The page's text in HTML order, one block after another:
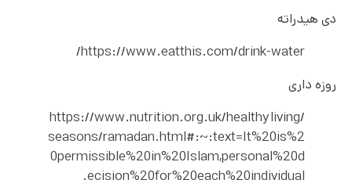
دی هیدراته
https://www.eatthis.com/drink-water/
روزه داری
https://www.nutrition.org.uk/healthyliving/
seasons/ramadan.html#:~:text=It%20is%2
0permissible%20in%20Islam,personal%20d
ecision%20for%20each%20individual.